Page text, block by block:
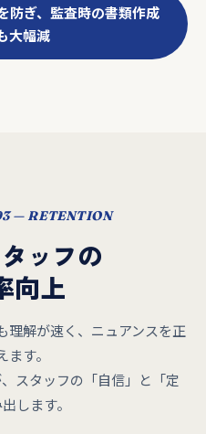
防ぎ、監査時の書類作成
大幅減
— RETENTION
ッフの
向上
理解が速く、ニュアンスを正
ます。
スタッフの「自信」と「定
します。